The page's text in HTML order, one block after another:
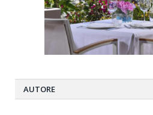
AUTORE